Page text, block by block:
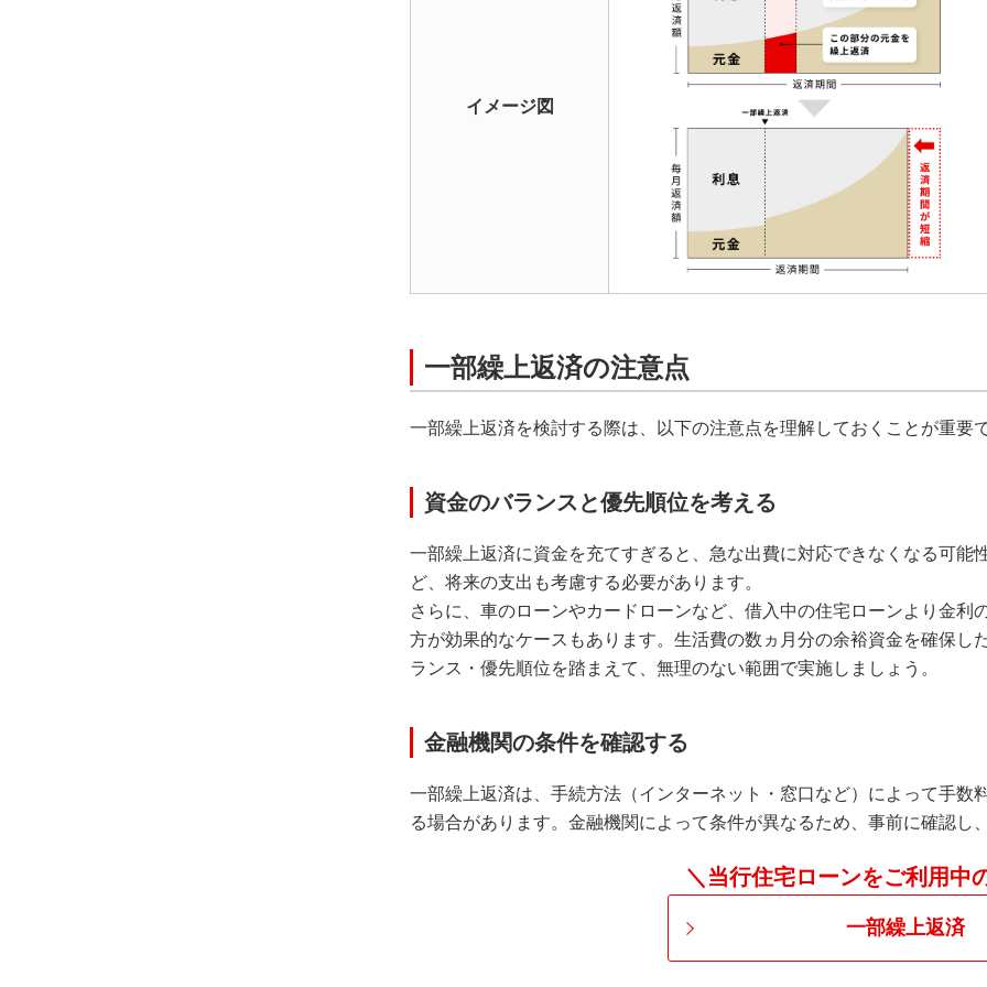
イメージ図
一部繰上返済の注意点
一部繰上返済を検討する際は、以下の注意点を理解しておくことが重要
資金のバランスと優先順位を考える
一部繰上返済に資金を充てすぎると、急な出費に対応できなくなる可能
ど、将来の支出も考慮する必要があります。
さらに、車のローンやカードローンなど、借入中の住宅ローンより金
方が効果的なケースもあります。生活費の数ヵ月分の余裕資金を確保し
ランス・優先順位を踏まえて、無理のない範囲で実施しましょう。
金融機関の条件を確認する
一部繰上返済は、手続方法（インターネット・窓口など）によって手数
る場合があります。金融機関によって条件が異なるため、事前に確認し
＼当行住宅ローンをご利用中
一部繰上返済